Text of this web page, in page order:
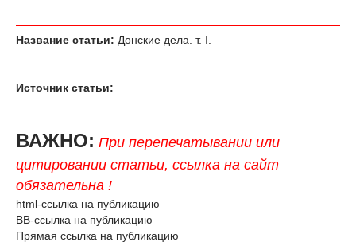
Название статьи: Донские дела. т. I.
Источник статьи:
ВАЖНО: При перепечатывании или
цитировании статьи, ссылка на сайт
обязательна !
html-ссылка на публикацию
BB-ссылка на публикацию
Прямая ссылка на публикацию